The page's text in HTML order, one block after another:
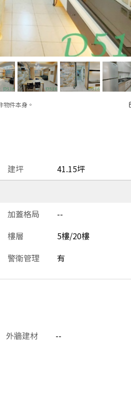
件本身。
建坪 41.15坪
加蓋格局 --
樓層 5樓/20樓
警衛管理 有
外牆建材 --